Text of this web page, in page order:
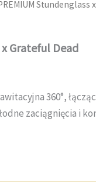
Stundenglass
Grateful Dead
360°,
zaciągnięcia i